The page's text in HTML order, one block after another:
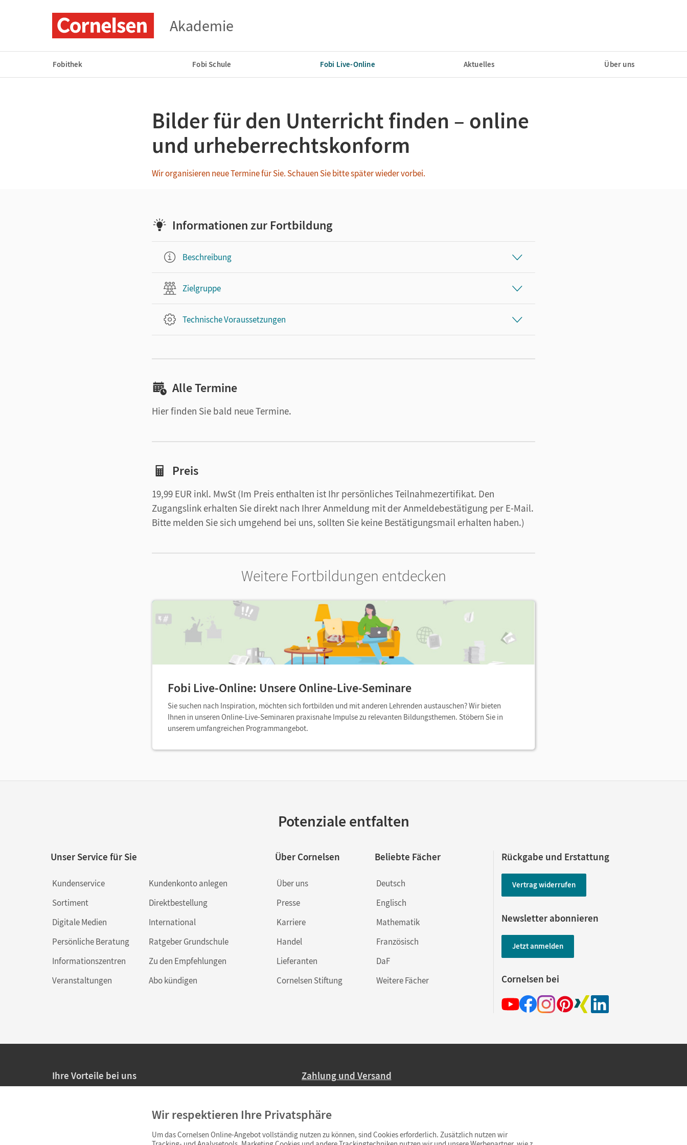
Akademie
Fobithek Fobi Schule Fobi Live-Online Aktuelles Über uns
Bilder für den Unterricht finden – online
und urheberrechtskonform
Wir organisieren neue Termine für Sie. Schauen Sie bitte später wieder vorbei.
Informationen zur Fortbildung
Beschreibung
Zielgruppe
Technische Voraussetzungen
Alle Termine
Hier finden Sie bald neue Termine.
Preis
19,99 EUR inkl. MwSt (Im Preis enthalten ist Ihr persönliches Teilnahmezertifikat. Den
Zugangslink erhalten Sie direkt nach Ihrer Anmeldung mit der Anmeldebestätigung per E-Mail.
Bitte melden Sie sich umgehend bei uns, sollten Sie keine Bestätigungsmail erhalten haben.)
Weitere Fortbildungen entdecken
Fobi Live-Online: Unsere Online-Live-Seminare
Sie suchen nach Inspiration, möchten sich fortbilden und mit anderen Lehrenden austauschen? Wir bieten
Ihnen in unseren Online-Live-Seminaren praxisnahe Impulse zu relevanten Bildungsthemen. Stöbern Sie in
unserem umfangreichen Programmangebot.
Potenziale entfalten
Unser Service für Sie
Kundenservice
Sortiment
Digitale Medien
Persönliche Beratung
Informationszentren
Veranstaltungen
Kundenkonto anlegen
Direktbestellung
International
Ratgeber Grundschule
Zu den Empfehlungen
Abo kündigen
Über Cornelsen
Über uns
Presse
Karriere
Handel
Lieferanten
Cornelsen Stiftung
Beliebte Fächer
Deutsch
Englisch
Mathematik
Französisch
DaF
Weitere Fächer
Rückgabe und Erstattung
Vertrag widerrufen
Newsletter abonnieren
Jetzt anmelden
Cornelsen bei
Ihre Vorteile bei uns
Persönliche Angebote für Lehrkräfte
Sicheres Einkaufen mit SSL-Verschlüsselung
Zahlung und Versand
Ab 59,– EUR Bestellwert liefern wir versandkostenfrei innerhalb Deutschlands
(Lieferung in 3–6 Tagen).
Wir respektieren Ihre Privatsphäre
Um das Cornelsen Online-Angebot vollständig nutzen zu können, sind Cookies erforderlich. Zusätzlich nutzen wir